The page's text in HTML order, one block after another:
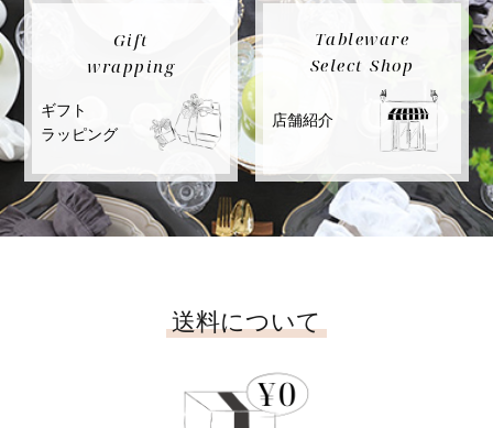
Gift
wrapping
ギフト
ラッピング
Tableware
Select Shop
店舗紹介
送料について